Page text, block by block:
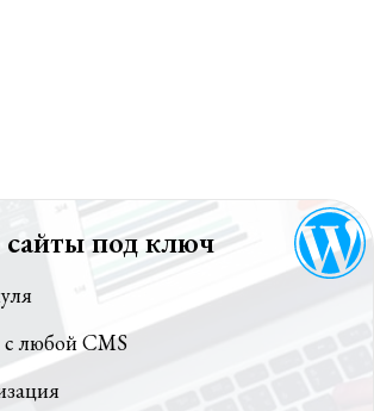
сайты под ключ
любой CMS